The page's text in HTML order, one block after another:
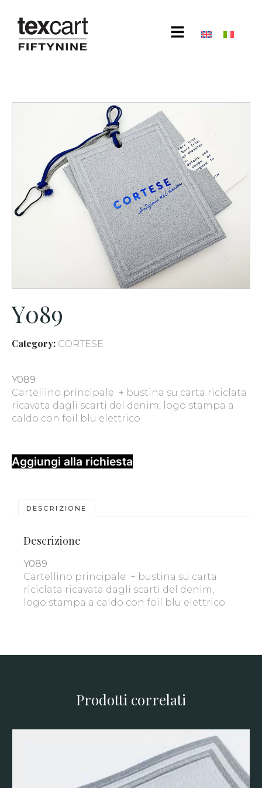
Y089
Category: CORTESE
Y089
Cartellino principale + bustina su carta riciclata
ricavata dagli scarti del denim, logo stampa a
caldo con foil blu elettrico
Aggiungi alla richiesta
DESCRIZIONE
Descrizione
Y089
Cartellino principale + bustina su carta
riciclata ricavata dagli scarti del denim,
logo stampa a caldo con foil blu elettrico
Prodotti correlati